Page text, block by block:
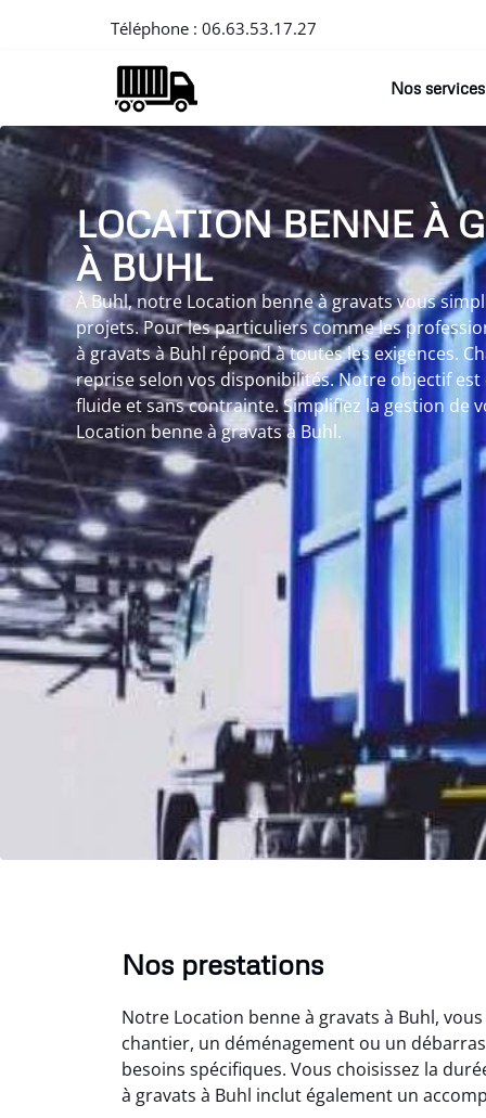
Téléphone : 06.63.53.17.27
Nos services
LOCATION BENNE À
À BUHL
À Buhl, notre Location benne à gravats vous
projets. Pour les particuliers comme les
à gravats à Buhl répond à toutes les exigences.
reprise selon vos disponibilités. Notre objectif
fluide et sans contrainte. Simplifiez la gestion de
Location benne à gravats à Buhl.
Nos prestations
Notre Location benne à gravats à Buhl,
chantier, un déménagement ou un
besoins spécifiques. Vous choisissez la
à gravats à Buhl inclut également un